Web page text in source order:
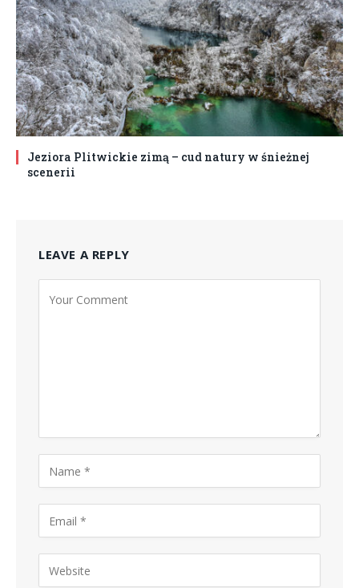
Jeziora Plitwickie zimą – cud natury w śnieżnej
scenerii
LEAVE A REPLY